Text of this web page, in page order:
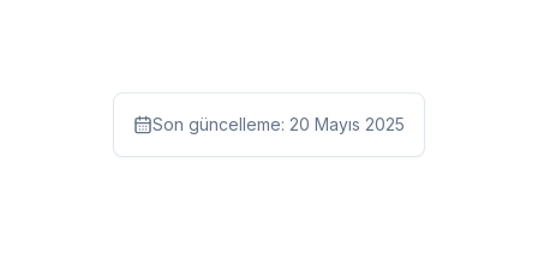
Son güncelleme: 20 Mayıs 2025